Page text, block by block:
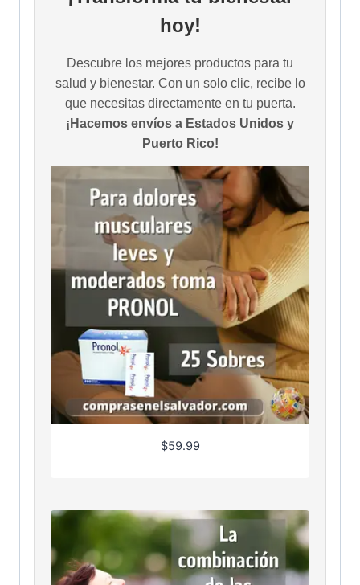
hoy!
Descubre los mejores productos para tu
salud y bienestar. Con un solo clic, recibe lo
que necesitas directamente en tu puerta.
¡Hacemos envíos a Estados Unidos y
Puerto Rico!
$59.99